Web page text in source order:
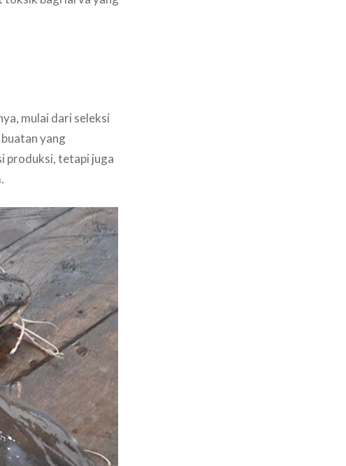
mulai dari seleksi
yang
produksi, tetapi juga